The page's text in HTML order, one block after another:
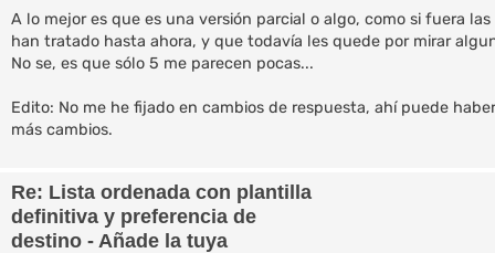
A lo mejor es que es una versión parcial o algo, como si fuera las
han tratado hasta ahora, y que todavía les quede por mirar
No se, es que sólo 5 me parecen pocas...
Edito: No me he fijado en cambios de respuesta, ahí puede haber
más cambios.
Re: Lista ordenada con plantilla
definitiva y preferencia de
destino - Añade la tuya